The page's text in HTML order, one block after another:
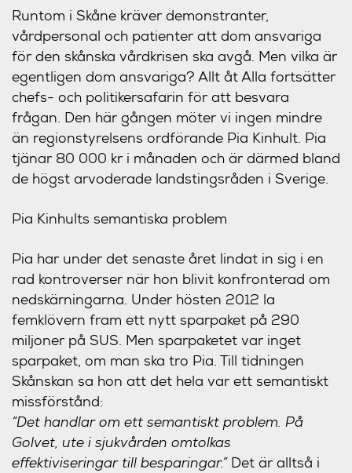
Runtom i Skåne kräver demonstranter,
vårdpersonal och patienter att dom ansvariga
för den skånska vårdkrisen ska avgå. Men vilka är
egentligen dom ansvariga? Allt åt Alla fortsätter
chefs- och politikersafarin för att besvara
frågan. Den här gången möter vi ingen mindre
än regionstyrelsens ordförande Pia Kinhult. Pia
tjänar 80 000 kr i månaden och är därmed bland
de högst arvoderade landstingsråden i Sverige.
Pia Kinhults semantiska problem
Pia har under det senaste året lindat in sig i en
rad kontroverser när hon blivit konfronterad om
nedskärningarna. Under hösten 2012 la
femklövern fram ett nytt sparpaket på 290
miljoner på SUS. Men sparpaketet var inget
sparpaket, om man ska tro Pia. Till tidningen
Skånskan sa hon att det hela var ett semantiskt
missförstånd:
“Det handlar om ett semantiskt problem. På
Golvet, ute i sjukvården omtolkas
effektiviseringar till besparingar.”Det är alltså i